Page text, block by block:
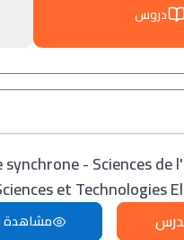
دروس
synchrone - Sciences de
et Technologies
مشاهدة